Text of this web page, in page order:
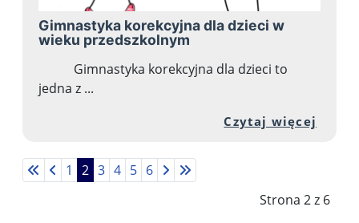
Gimnastyka korekcyjna dla dzieci w
wieku przedszkolnym
Gimnastyka korekcyjna dla dzieci to
jedna z ...
Czytaj więcej
Strona 2 z 6
1 2 3 4 5 6